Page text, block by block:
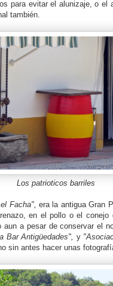
para evitar el alunizaje, o el
también.
Los patrioticos barriles
Facha", era la antigua Gran
en el pollo o el conejo
aun a pesar de conservar el
Bar Antigüedades", y
sin antes hacer unas